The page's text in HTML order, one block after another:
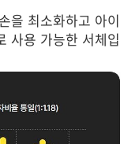
을 최소화하고 아이
사용 가능한 서체입